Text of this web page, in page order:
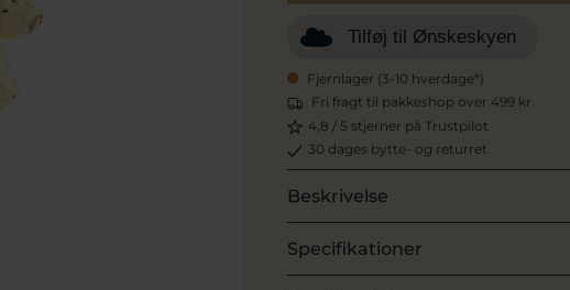
Tilføj til Ønskeskyen
Fjernlager (3-10 hverdage*)
Fri fragt til pakkeshop over 499 kr.
4,8 / 5 stjerner på Trustpilot
30 dages bytte- og returret
Beskrivelse
Specifikationer